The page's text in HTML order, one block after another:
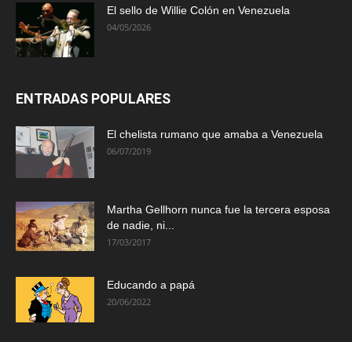
El sello de Willie Colón en Venezuela
04/05/2026
ENTRADAS POPULARES
El chelista rumano que amaba a Venezuela
06/07/2019
Martha Gellhorn nunca fue la tercera esposa
de nadie, ni...
17/03/2017
Educando a papá
20/06/2022